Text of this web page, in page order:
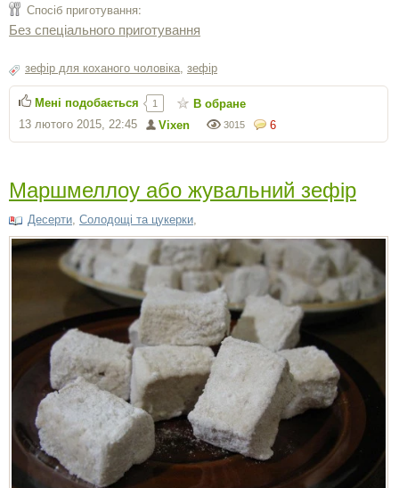
Спосіб приготування:
Без спеціального приготування
зефір для коханого чоловіка, зефір
6
3015
Vixen
13 лютого 2015, 22:45
Мені подобається 1 В обране
Маршмеллоу або жувальний зефір
Десерти, Солодощі та цукерки,